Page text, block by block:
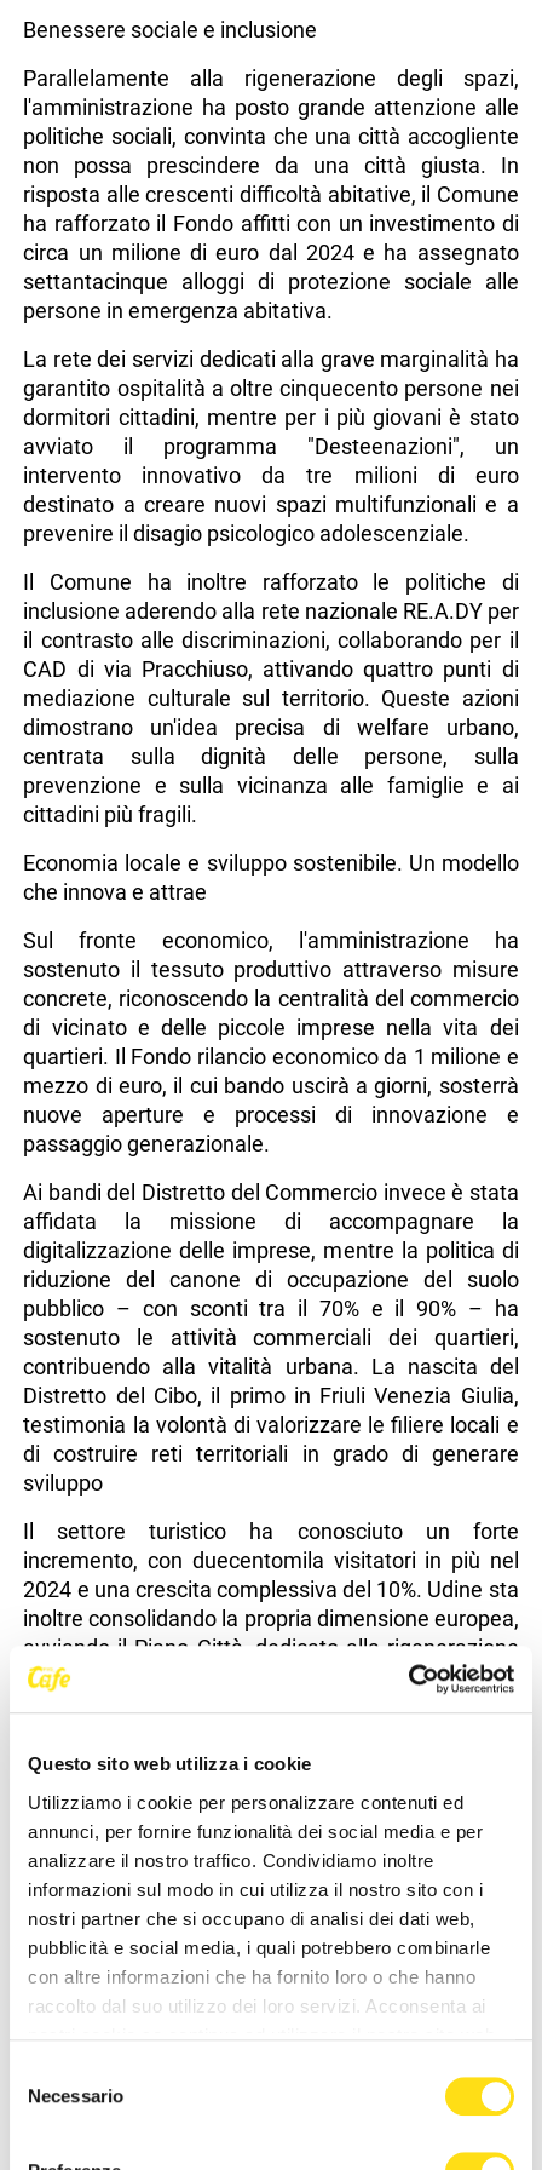
Questo sito web utilizza i cookie
Utilizziamo i cookie per personalizzare contenuti ed
annunci, per fornire funzionalità dei social media e per
analizzare il nostro traffico. Condividiamo inoltre
informazioni sul modo in cui utilizza il nostro sito con i
nostri partner che si occupano di analisi dei dati web,
pubblicità e social media, i quali potrebbero combinarle
con altre informazioni che ha fornito loro o che hanno
raccolto dal suo utilizzo dei loro servizi. Acconsenta ai
delNecessario
Benessere sociale e inclusione
Parallelamente alla rigenerazione degli spazi,
l'amministrazione ha posto grande attenzione alle
politiche sociali, convinta che una città accogliente
non possa prescindere da una città giusta. In
risposta alle crescenti difficoltà abitative, il Comune
ha rafforzato il Fondo affitti con un investimento di
circa un milione di euro dal 2024 e ha assegnato
settantacinque alloggi di protezione sociale alle
persone in emergenza abitativa.
La rete dei servizi dedicati alla grave marginalità ha
garantito ospitalità a oltre cinquecento persone nei
dormitori cittadini, mentre per i più giovani è stato
avviato il programma "Desteenazioni", un
intervento innovativo da tre milioni di euro
destinato a creare nuovi spazi multifunzionali e a
prevenire il disagio psicologico adolescenziale.
Il Comune ha inoltre rafforzato le politiche di
inclusione aderendo alla rete nazionale RE.A.DY per
il contrasto alle discriminazioni, collaborando per il
CAD di via Pracchiuso, attivando quattro punti di
mediazione culturale sul territorio. Queste azioni
dimostrano un'idea precisa di welfare urbano,
centrata sulla dignità delle persone, sulla
prevenzione e sulla vicinanza alle famiglie e ai
cittadini più fragili.
Economia locale e sviluppo sostenibile. Un modello
che innova e attrae
Sul fronte economico, l'amministrazione ha
sostenuto il tessuto produttivo attraverso misure
concrete, riconoscendo la centralità del commercio
di vicinato e delle piccole imprese nella vita dei
quartieri. Il Fondo rilancio economico da 1 milione e
mezzo di euro, il cui bando uscirà a giorni, sosterrà
nuove aperture e processi di innovazione e
passaggio generazionale.
Ai bandi del Distretto del Commercio invece è stata
affidata la missione di accompagnare la
digitalizzazione delle imprese, mentre la politica di
riduzione del canone di occupazione del suolo
pubblico – con sconti tra il 70% e il 90% – ha
sostenuto le attività commerciali dei quartieri,
contribuendo alla vitalità urbana. La nascita del
Distretto del Cibo, il primo in Friuli Venezia Giulia,
testimonia la volontà di valorizzare le filiere locali e
di costruire reti territoriali in grado di generare
sviluppo
Il settore turistico ha conosciuto un forte
incremento, con duecentomila visitatori in più nel
2024 e una crescita complessiva del 10%. Udine sta
inoltre consolidando la propria dimensione europea,
avviando il Piano Città, dedicato alla rigenerazione
del patrimonio pubblico, e partecipando a sei nuovi
progetti europei nel campo della sostenibilità e
che si apre, si connette e attrae.
Ambiente e sostenibilità. La città che respira
L'amministrazione ha voluto imprimere una svolta
anche in campo ambientale, avviando una serie di
interventi che compongono una vera e propria
infrastruttura verde. Il nuovo modello di raccolta
Differenziata Smart ha già prodotto una riduzione
del 9% del rifiuto indifferenziato e sarà esteso a
L'inaugurazione del Centro del Riuso segna un
passo importante verso l'economia circolare,